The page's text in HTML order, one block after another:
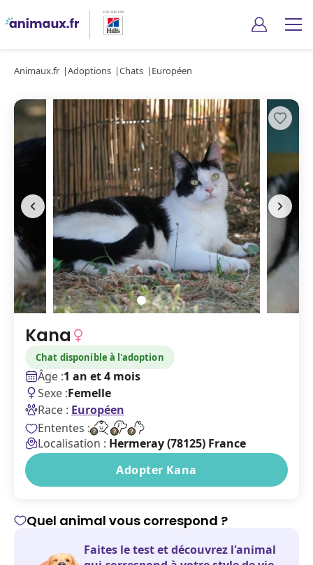
Animaux.fr Adoptions Chats Européen
Kana
Chat disponible à l'adoption
Âge :1 an et 4 mois
Sexe :Femelle
Race : Européen
Ententes :
Localisation : Hermeray (78125) France
Adopter Kana
Quel animal vous correspond ?
Faites le test et découvrez l'animal